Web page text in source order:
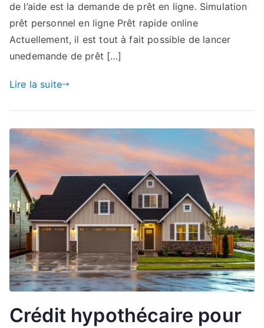
de l’aide est la demande de prêt en ligne. Simulation
prêt personnel en ligne Prêt rapide online
Actuellement, il est tout à fait possible de lancer
unedemande de prêt […]
Lire la suite
Crédit hypothécaire pour